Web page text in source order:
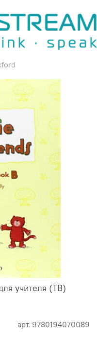
арт. 9780194070089
учителя (TB)